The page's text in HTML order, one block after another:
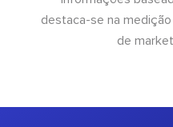
destaca-se na
de